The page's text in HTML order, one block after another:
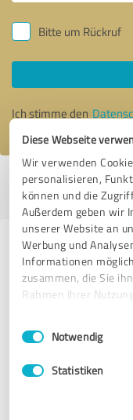
Diese Webseite
Wir verwenden
personalisieren,
können und die
Außerdem geben wir
unserer Website an
Werbung und
Informationen
zusammen, die Sie
Rahmen Ihrer
Impressum
Einwilligungsauswahl
Notwendig
Statistiken
Bitte um Rückruf
Ich stimme den
Profil aktiv seit
SK